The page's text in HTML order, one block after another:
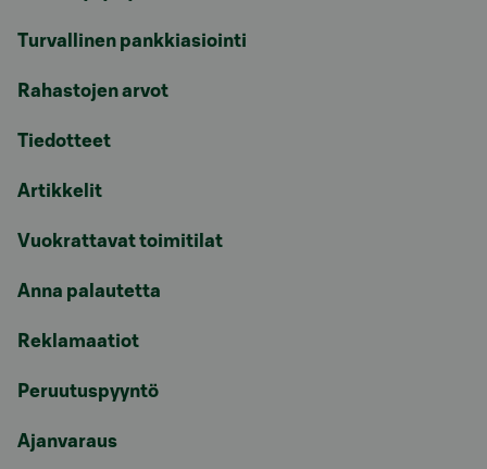
Turvallinen pankkiasiointi
Rahastojen arvot
Tiedotteet
Artikkelit
Vuokrattavat toimitilat
Anna palautetta
Reklamaatiot
Peruutuspyyntö
Ajanvaraus